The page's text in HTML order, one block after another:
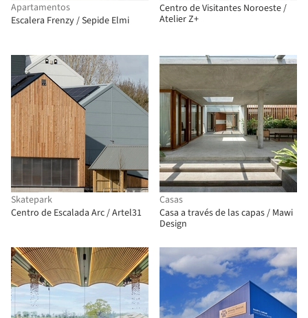
Apartamentos
Escalera Frenzy / Sepide Elmi
Centro de Visitantes Noroeste /
Atelier Z+
Skatepark
Centro de Escalada Arc / Artel31
Casas
Casa a través de las capas / Mawi
Design